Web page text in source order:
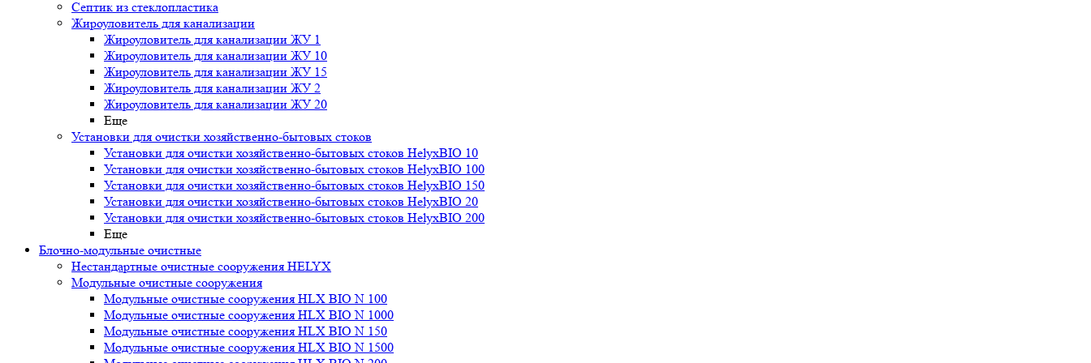
Септик из стеклопластика
Жироуловитель для канализации
Жироуловитель для канализации ЖУ 1
Жироуловитель для канализации ЖУ 10
Жироуловитель для канализации ЖУ 15
Жироуловитель для канализации ЖУ 2
Жироуловитель для канализации ЖУ 20
Еще
Установки для очистки хозяйственно-бытовых стоков
Установки для очистки хозяйственно-бытовых стоков HelyxBIO 10
Установки для очистки хозяйственно-бытовых стоков HelyxBIO 100
Установки для очистки хозяйственно-бытовых стоков HelyxBIO 150
Установки для очистки хозяйственно-бытовых стоков HelyxBIO 20
Установки для очистки хозяйственно-бытовых стоков HelyxBIO 200
Еще
Блочно-модульные очистные
Нестандартные очистные сооружения HELYX
Модульные очистные сооружения
Модульные очистные сооружения HLX BIO N 100
Модульные очистные сооружения HLX BIO N 1000
Модульные очистные сооружения HLX BIO N 150
Модульные очистные сооружения HLX BIO N 1500